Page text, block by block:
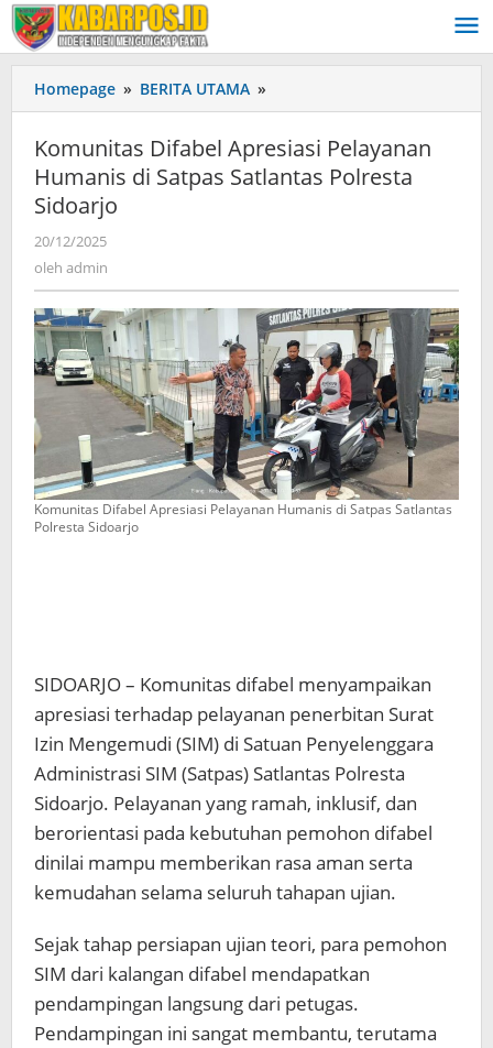
Lewati
ke
konten
Homepage » BERITA UTAMA »
Difabel
Apresiasi
Pelayanan
Humanis
Sidoarjo
Komunitas Difabel Apresiasi Pelayanan
Humanis di Satpas Satlantas Polresta
Sidoarjo
20/12/2025
oleh admin
Komunitas Difabel Apresiasi Pelayanan Humanis di Satpas Satlantas
Polresta Sidoarjo
SIDOARJO – Komunitas difabel menyampaikan
apresiasi terhadap pelayanan penerbitan Surat
Izin Mengemudi (SIM) di Satuan Penyelenggara
Administrasi SIM (Satpas) Satlantas Polresta
Sidoarjo. Pelayanan yang ramah, inklusif, dan
berorientasi pada kebutuhan pemohon difabel
dinilai mampu memberikan rasa aman serta
kemudahan selama seluruh tahapan ujian.
Sejak tahap persiapan ujian teori, para pemohon
SIM dari kalangan difabel mendapatkan
pendampingan langsung dari petugas.
Pendampingan ini sangat membantu, terutama